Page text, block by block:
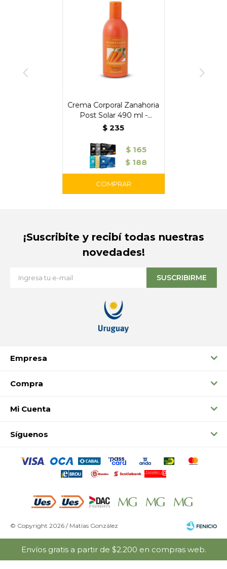
Crema Corporal Zanahoria
Post Solar 490 ml -
Sumun
$ 235
$ 165
$ 188
Empresa
Compra
Mi Cuenta
Síguenos
¡Suscribite y recibí todas nuestras
novedades!
SUSCRIBIRME
© Copyright 2026 / Matías González
Envíos gratis a partir de $2.200 en compras web.